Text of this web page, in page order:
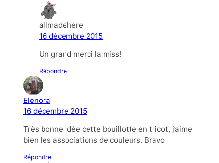
allmadehere
16 décembre 2015
Un grand merci la miss!
Répondre
Elenora
16 décembre 2015
Très bonne idée cette bouillotte en tricot, j’aime
bien les associations de couleurs. Bravo
Répondre